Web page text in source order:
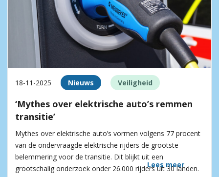
18-11-2025 Nieuws Veiligheid
‘Mythes over elektrische auto’s remmen
transitie’
Mythes over elektrische auto’s vormen volgens 77 procent
van de ondervraagde elektrische rijders de grootste
belemmering voor de transitie. Dit blijkt uit een
grootschalig onderzoek onder 26.000 rijders uit 30 landen.
Lees meer